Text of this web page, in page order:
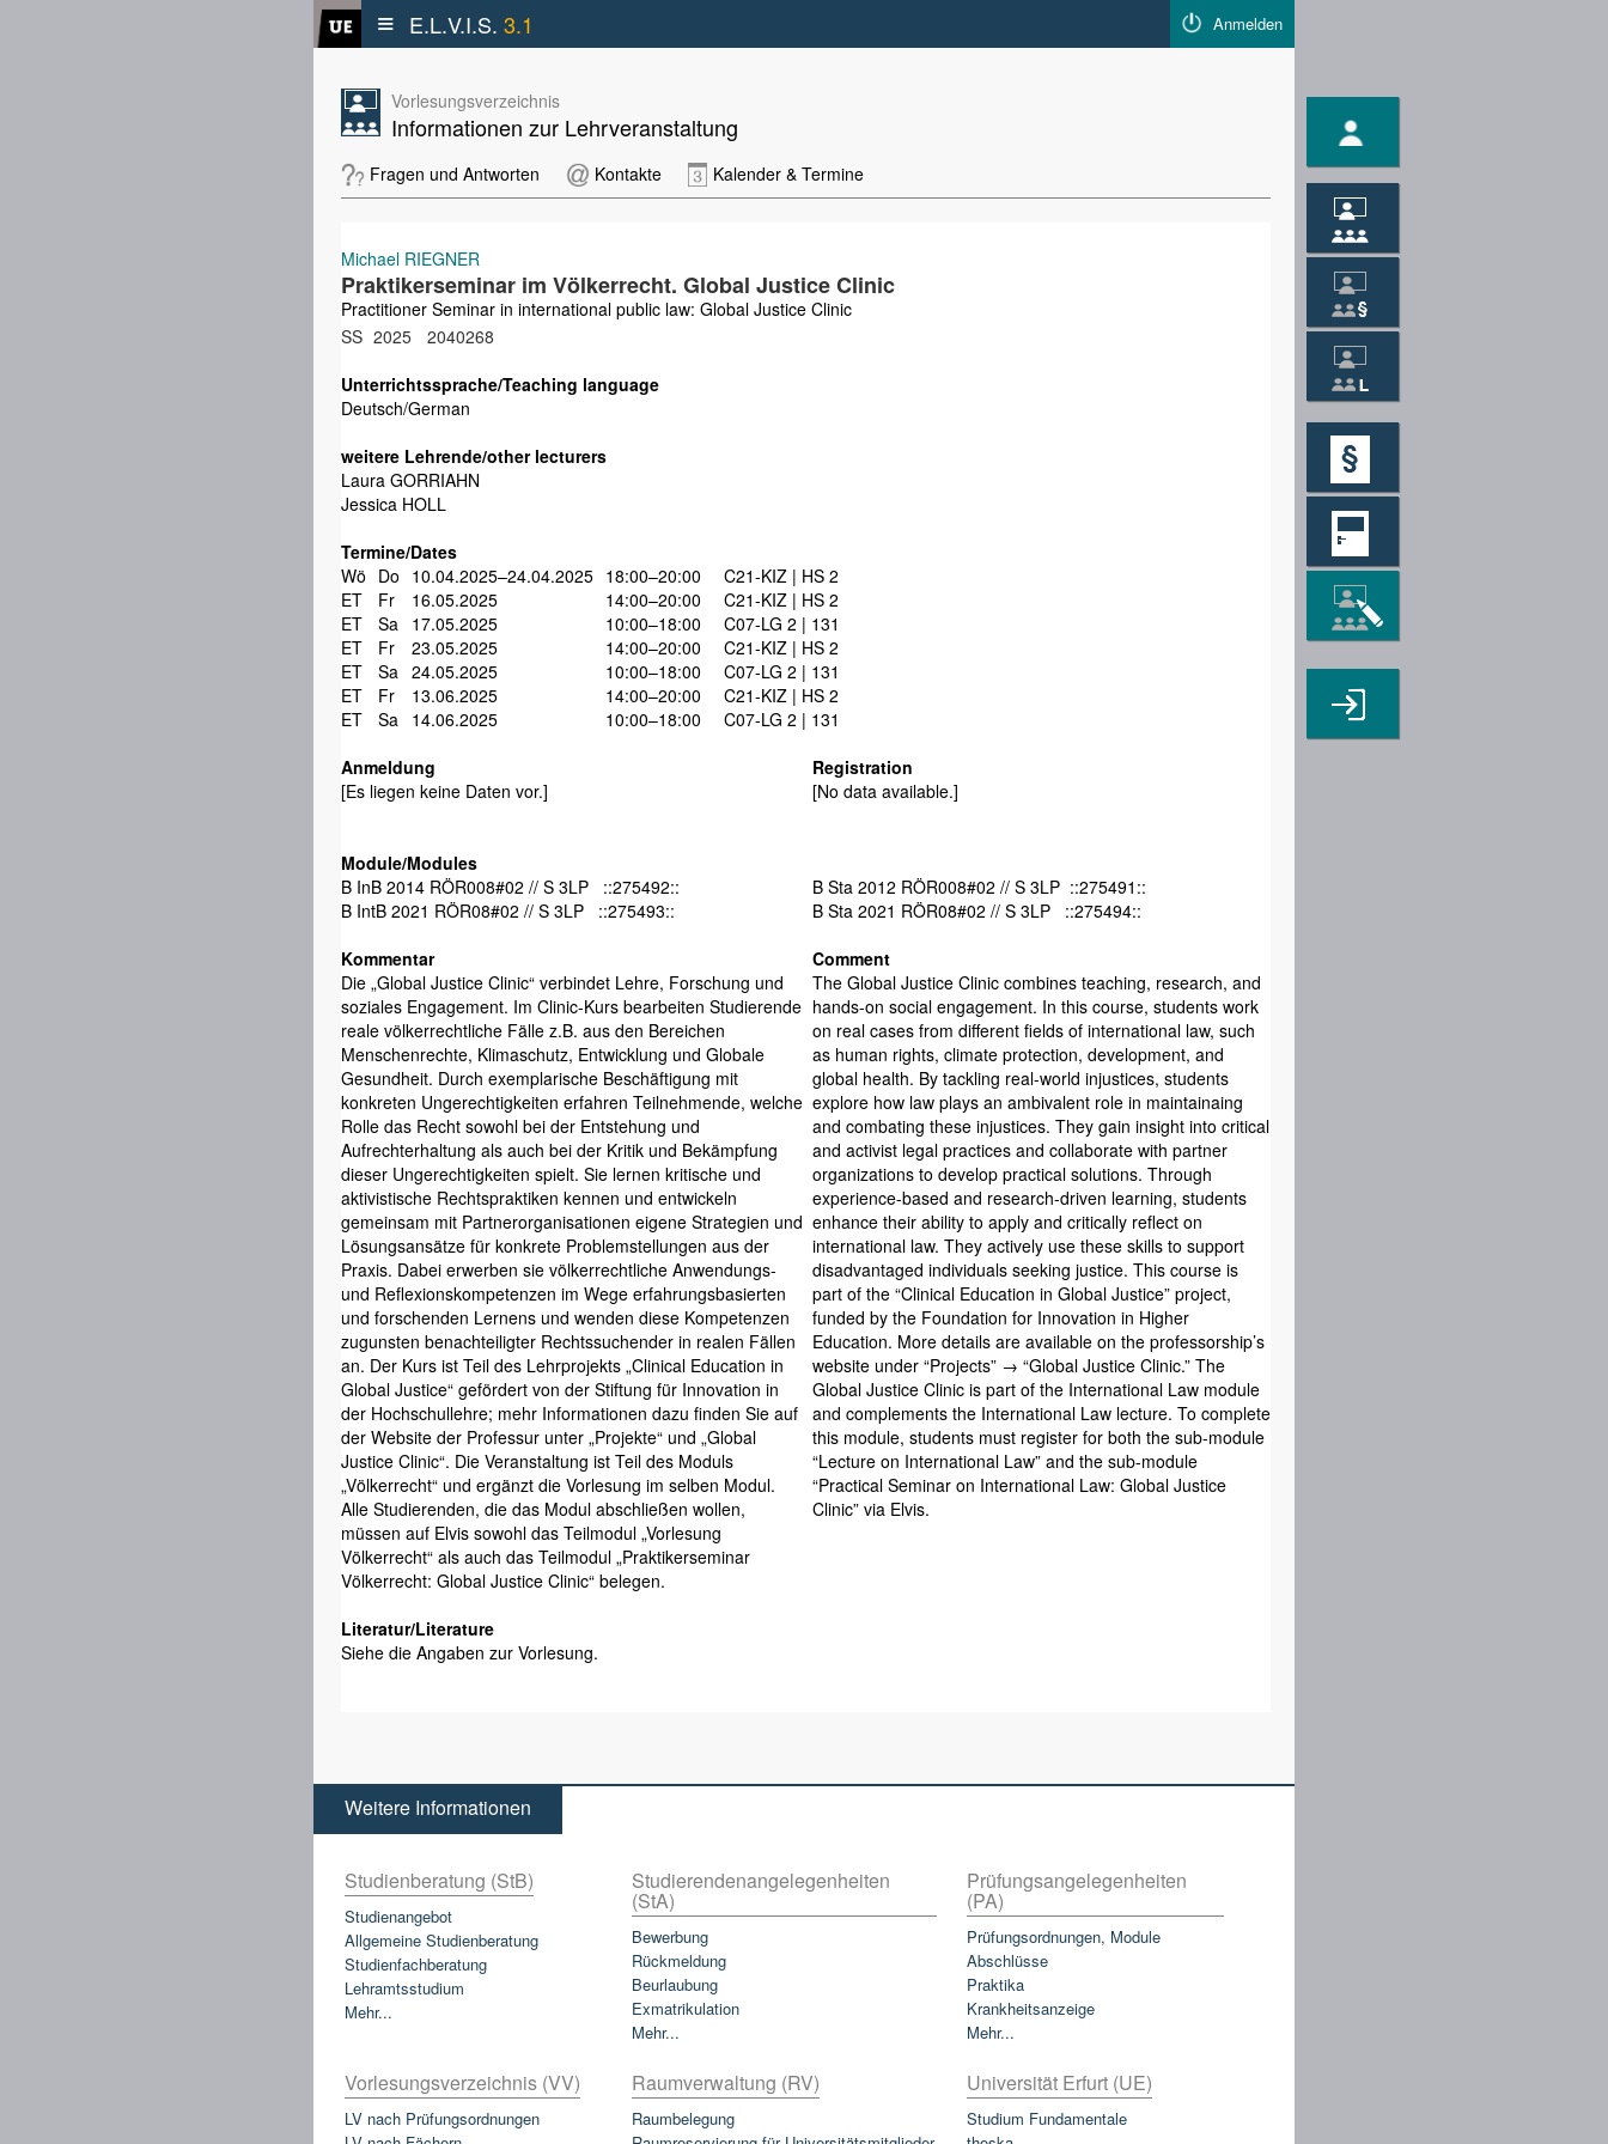
≡ E.L.V.I.S. 3.1 Anmelden
Vorlesungsverzeichnis
Informationen zur Lehrveranstaltung
Fragen und Antworten Kontakte Kalender & Termine
Michael RIEGNER
Praktikerseminar im Völkerrecht. Global Justice Clinic
Practitioner Seminar in international public law: Global Justice Clinic
SS 2025
2040268
Unterrichtssprache/Teaching language
Deutsch/German
weitere Lehrende/other lecturers
Laura GORRIAHN
Jessica HOLL
Termine/Dates
Wö Do 10.04.2025–24.04.2025 18:00–20:00
C21-KIZ | HS 2
ET
Fr 16.05.2025 14:00–20:00
C21-KIZ | HS 2
ET
Sa 17.05.2025 10:00–18:00
C07-LG 2 | 131
ET
Fr 23.05.2025 14:00–20:00
C21-KIZ | HS 2
ET
Sa 24.05.2025 10:00–18:00
C07-LG 2 | 131
ET
Fr 13.06.2025 14:00–20:00
C21-KIZ | HS 2
ET
Sa 14.06.2025 10:00–18:00
C07-LG 2 | 131
Anmeldung
[Es liegen keine Daten vor.]
Registration
[No data available.]
Module/Modules
B InB 2014 RÖR008#02 // S 3LP ::275492::
B IntB 2021 RÖR08#02 // S 3LP ::275493::
B Sta 2012 RÖR008#02 // S 3LP ::275491::
B Sta 2021 RÖR08#02 // S 3LP ::275494::
Kommentar
Die „Global Justice Clinic“ verbindet Lehre, Forschung und
soziales Engagement. Im Clinic-Kurs bearbeiten Studierende
reale völkerrechtliche Fälle z.B. aus den Bereichen
Menschenrechte, Klimaschutz, Entwicklung und Globale
Gesundheit. Durch exemplarische Beschäftigung mit
konkreten Ungerechtigkeiten erfahren Teilnehmende, welche
Rolle das Recht sowohl bei der Entstehung und
Aufrechterhaltung als auch bei der Kritik und Bekämpfung
dieser Ungerechtigkeiten spielt. Sie lernen kritische und
aktivistische Rechtspraktiken kennen und entwickeln
gemeinsam mit Partnerorganisationen eigene Strategien und
Lösungsansätze für konkrete Problemstellungen aus der
Praxis. Dabei erwerben sie völkerrechtliche Anwendungs-
und Reflexionskompetenzen im Wege erfahrungsbasierten
und forschenden Lernens und wenden diese Kompetenzen
zugunsten benachteiligter Rechtssuchender in realen Fällen
an. Der Kurs ist Teil des Lehrprojekts „Clinical Education in
Global Justice“ gefördert von der Stiftung für Innovation in
der Hochschullehre; mehr Informationen dazu finden Sie auf
der Website der Professur unter „Projekte“ und „Global
Justice Clinic“. Die Veranstaltung ist Teil des Moduls
„Völkerrecht“ und ergänzt die Vorlesung im selben Modul.
Alle Studierenden, die das Modul abschließen wollen,
müssen auf Elvis sowohl das Teilmodul „Vorlesung
Völkerrecht“ als auch das Teilmodul „Praktikerseminar
Völkerrecht: Global Justice Clinic“ belegen.
Comment
The Global Justice Clinic combines teaching, research, and
hands-on social engagement. In this course, students work
on real cases from different fields of international law, such
as human rights, climate protection, development, and
global health. By tackling real-world injustices, students
explore how law plays an ambivalent role in maintainaing
and combating these injustices. They gain insight into critical
and activist legal practices and collaborate with partner
organizations to develop practical solutions. Through
experience-based and research-driven learning, students
enhance their ability to apply and critically reflect on
international law. They actively use these skills to support
disadvantaged individuals seeking justice. This course is
part of the “Clinical Education in Global Justice” project,
funded by the Foundation for Innovation in Higher
Education. More details are available on the professorship’s
website under “Projects” → “Global Justice Clinic.” The
Global Justice Clinic is part of the International Law module
and complements the International Law lecture. To complete
this module, students must register for both the sub-module
“Lecture on International Law” and the sub-module
“Practical Seminar on International Law: Global Justice
Clinic” via Elvis.
Literatur/Literature
Siehe die Angaben zur Vorlesung.
Weitere Informationen
Studienberatung (StB)
Studienangebot
Allgemeine Studienberatung
Studienfachberatung
Lehramtsstudium
Mehr...
Studierendenangelegenheiten
(StA)
Bewerbung
Rückmeldung
Beurlaubung
Exmatrikulation
Mehr...
Prüfungsangelegenheiten
(PA)
Prüfungsordnungen, Module
Abschlüsse
Praktika
Krankheitsanzeige
Mehr...
Vorlesungsverzeichnis (VV)
LV nach Prüfungsordnungen
Raumverwaltung (RV)
Raumbelegung
Universität Erfurt (UE)
Studium Fundamentale